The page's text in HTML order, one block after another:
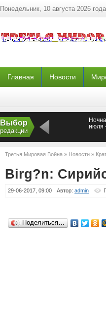
Понедельник, 10 августа 2026 года
Главная Новости
Выбор
редакции
июля
Третья Мировая Война » Новости »
Birg?n:
29-06-2017, 09:00 Автор: admin
Поделиться…